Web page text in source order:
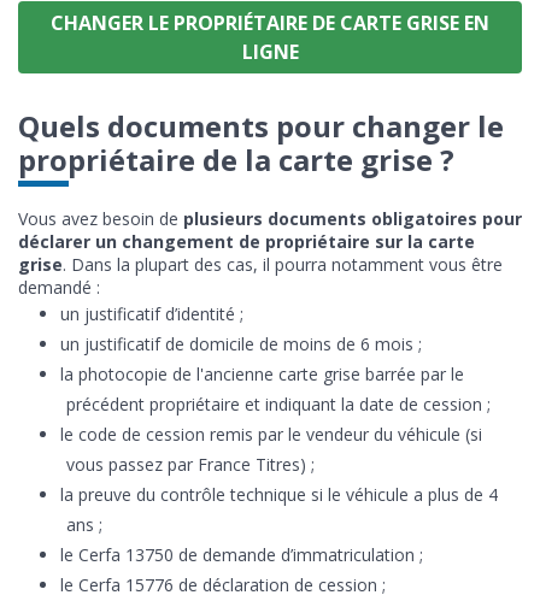
CHANGER LE PROPRIÉTAIRE DE CARTE GRISE EN
LIGNE
Quels documents pour changer le
propriétaire de la carte grise ?
Vous avez besoin de plusieurs documents obligatoires pour
déclarer un changement de propriétaire sur la carte
grise. Dans la plupart des cas, il pourra notamment vous être
demandé :
un justificatif d’identité ;
un justificatif de domicile de moins de 6 mois ;
la photocopie de l'ancienne carte grise barrée par le
précédent propriétaire et indiquant la date de cession ;
le code de cession remis par le vendeur du véhicule (si
vous passez par France Titres) ;
la preuve du contrôle technique si le véhicule a plus de 4
ans ;
le Cerfa 13750 de demande d’immatriculation ;
le Cerfa 15776 de déclaration de cession ;